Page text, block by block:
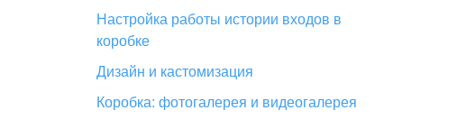
Настройка работы истории входов в
коробке
Дизайн и кастомизация
Коробка: фотогалерея и видеогалерея